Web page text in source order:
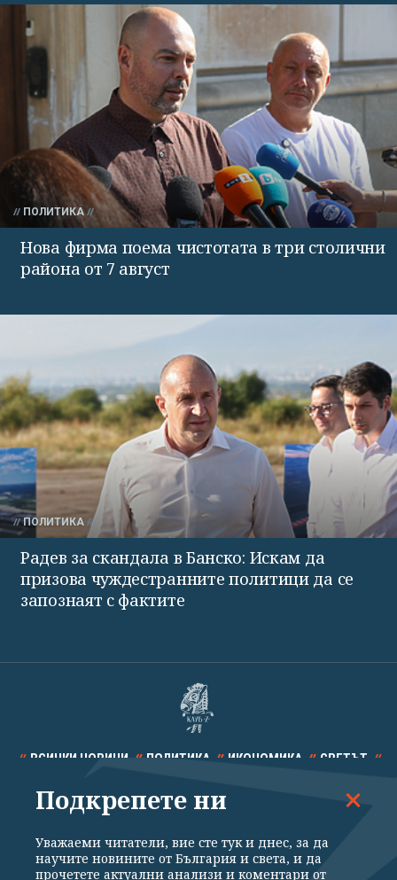
ПОЛИТИКА
Нова фирма поема чистотата в три столични
района от 7 август
ПОЛИТИКА
Радев за скандала в Банско: Искам да
призова чуждестранните политици да се
запознаят с фактите
ВСИЧКИ НОВИНИ ПОЛИТИКА ИКОНОМИКА СВЕТЪТ
СПОРТ КУЛТУРА ТЕХНОЛОГИИ КАЛЕЙДОСКОП
Подкрепете ни
Уважаеми читатели, вие сте тук и днес, за да
научите новините от България и света, и да
прочетете актуални анализи и коментари от